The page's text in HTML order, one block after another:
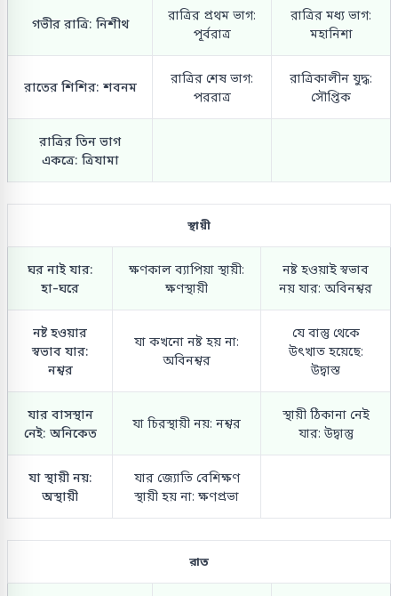
গভীর রাত্রি: নিশীথ
রাত্রির প্রথম ভাগ:
পূর্বরাত্র
রাত্রির মধ্য ভাগ:
মহানিশা
রাতের শিশির: শবনম
রাত্রির শেষ ভাগ:
পররাত্র
রাত্রিকালীন যুদ্ধ:
সৌপ্তিক
রাত্রির তিন ভাগ
একত্রে: ত্রিযামা
স্থায়ী
ঘর নাই যার:
হা-ঘরে
ক্ষণকাল ব্যাপিয়া স্থায়ী:
ক্ষণস্থায়ী
নষ্ট হওয়াই স্বভাব
নয় যার: অবিনশ্বর
নষ্ট হওয়ার
স্বভাব যার:
নশ্বর
যা কখনো নষ্ট হয় না:
অবিনশ্বর
যে বাস্তু থেকে
উৎখাত হয়েছে:
উদ্বাস্ত
যার বাসস্থান
নেই: অনিকেত
যা চিরস্থায়ী নয়: নশ্বর
স্থায়ী ঠিকানা নেই
যার: উদ্বাস্তু
যা স্থায়ী নয়:
অস্থায়ী
যার জ্যোতি বেশিক্ষণ
স্থায়ী হয় না: ক্ষণপ্রভা
রাত